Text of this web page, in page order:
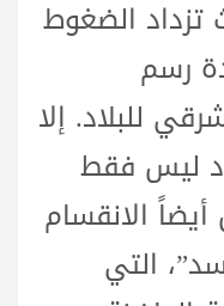
تزداد الضغوط
رسم
للبلاد. إلا
ليس فقط
أيضاً الانقسام
التي